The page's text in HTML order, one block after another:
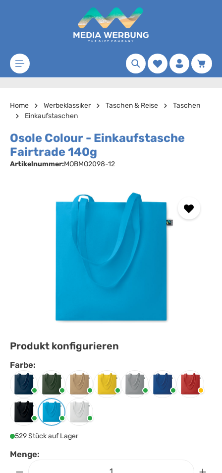
Zum Hauptinhalt springen
Merkzettel
Home Werbeklassiker Taschen & Reise
Taschen
Einkaufstaschen
Osole Colour - Einkaufstasche
Fairtrade 140g
Artikelnummer:MOBMO2098-12
Produkt konfigurieren
Farbe:
Farbeauswählen
Blau DunkelgrünElfenbeinGelb Grau KönigsblauRot
Schwarz Türkis Weiss
529 Stück auf Lager
Menge: